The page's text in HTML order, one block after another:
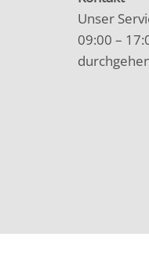
Unser
09:00 –